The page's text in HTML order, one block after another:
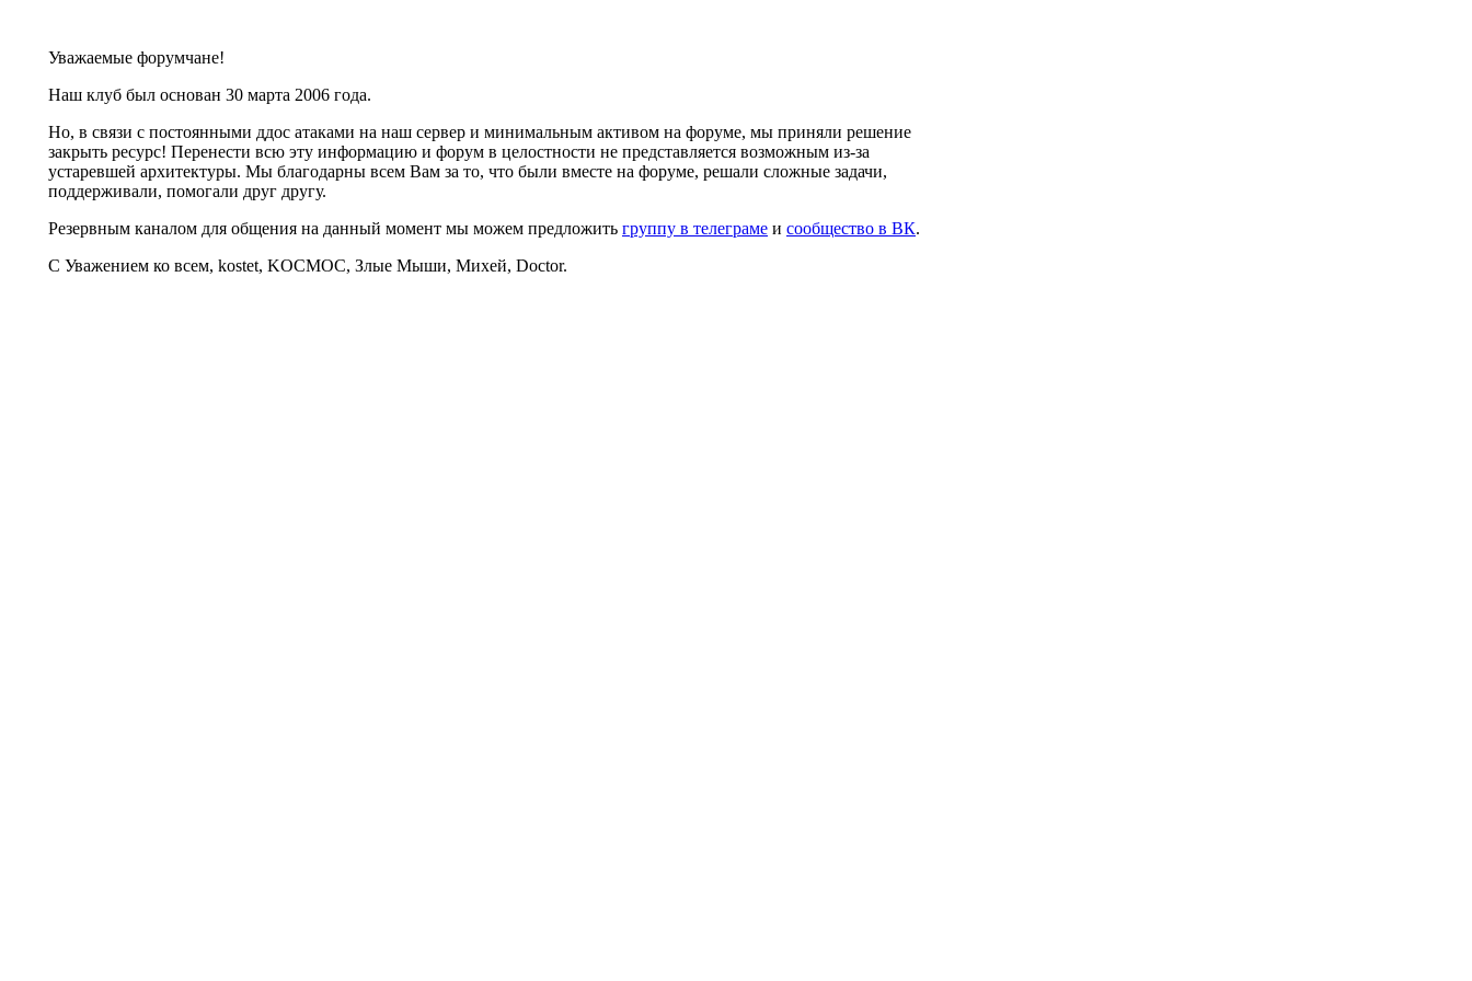
Уважаемые форумчане!
Наш клуб был основан 30 марта 2006 года.
Но, в связи с постоянными ддос атаками на наш сервер и минимальным активом на форуме, мы приняли решение
закрыть ресурс! Перенести всю эту информацию и форум в целостности не представляется возможным из-за
устаревшей архитектуры. Мы благодарны всем Вам за то, что были вместе на форуме, решали сложные задачи,
поддерживали, помогали друг другу.
Резервным каналом для общения на данный момент мы можем предложить группу в телеграме и сообщество в ВК.
С Уважением ко всем, kostet, KOCMOC, Злые Мыши, Михей, Doctor.